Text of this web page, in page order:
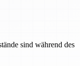
sind während des